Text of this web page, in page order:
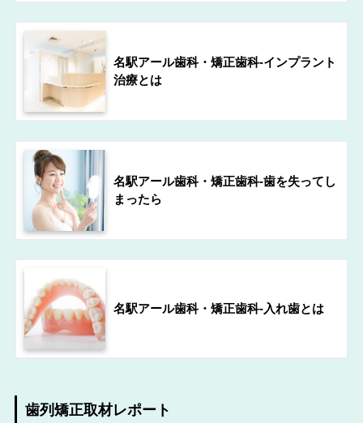
名駅アール歯科・矯正歯科-インプラント
治療とは
名駅アール歯科・矯正歯科-歯を失ってし
まったら
名駅アール歯科・矯正歯科-入れ歯とは
歯列矯正取材レポート